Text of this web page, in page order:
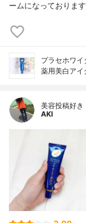
ームになっておりま
プラセホワイ
薬用美白アイ
美容投稿好き
AKI